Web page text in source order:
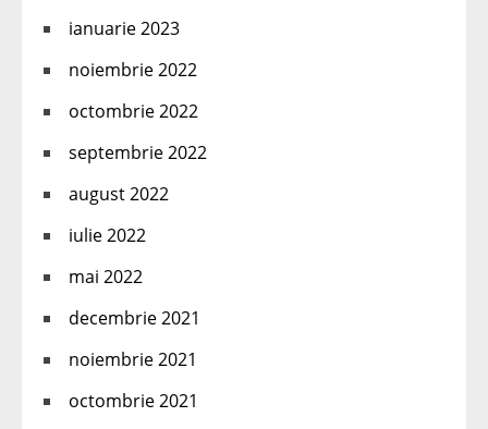
ianuarie 2023
noiembrie 2022
octombrie 2022
septembrie 2022
august 2022
iulie 2022
mai 2022
decembrie 2021
noiembrie 2021
octombrie 2021